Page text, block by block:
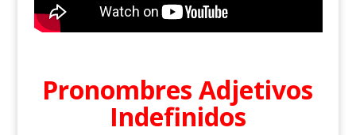
Pronombres Adjetivos
Indefinidos